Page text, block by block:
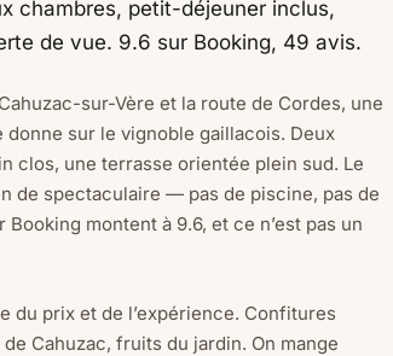
chambres, petit-déjeuner inclus,
de vue. 9.6 sur Booking, 49 avis.
sur-Vère et la route de Cordes, une
sur le vignoble gaillacois. Deux
clos, une terrasse orientée plein sud. Le
de spectaculaire — pas de piscine, pas de
montent à 9.6, et ce n’est pas un
du prix et de l’expérience. Confitures
Cahuzac, fruits du jardin. On mange